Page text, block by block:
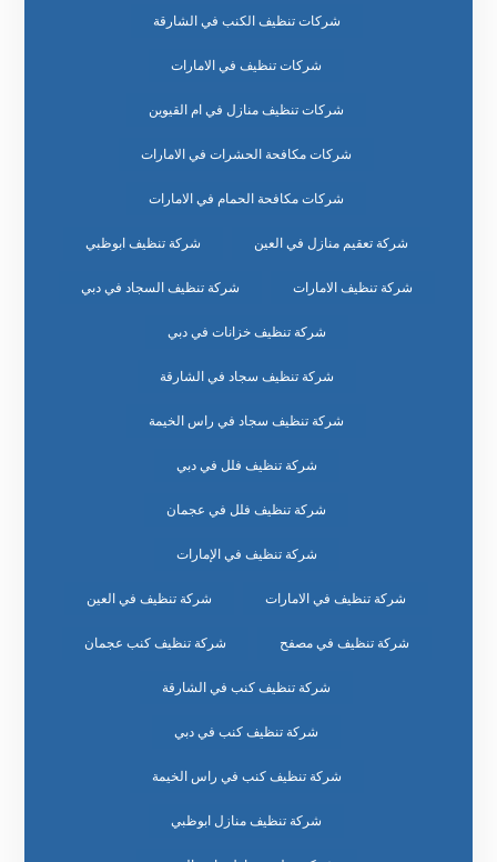
شركات تنظيف الكنب في الشارقة
شركات تنظيف في الامارات
شركات تنظيف منازل في ام القيوين
شركات مكافحة الحشرات في الامارات
شركات مكافحة الحمام في الامارات
شركة تعقيم منازل في العين شركة تنظيف ابوظبي
شركة تنظيف الامارات شركة تنظيف السجاد في دبي
شركة تنظيف خزانات في دبي
شركة تنظيف سجاد في الشارقة
شركة تنظيف سجاد في راس الخيمة
شركة تنظيف فلل في دبي
شركة تنظيف فلل في عجمان
شركة تنظيف في الإمارات
شركة تنظيف في الامارات شركة تنظيف في العين
شركة تنظيف في مصفح شركة تنظيف كنب عجمان
شركة تنظيف كنب في الشارقة
شركة تنظيف كنب في دبي
شركة تنظيف كنب في راس الخيمة
شركة تنظيف منازل ابوظبي